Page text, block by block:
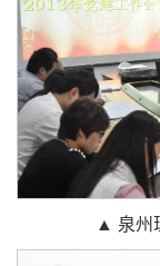
▲ 泉州